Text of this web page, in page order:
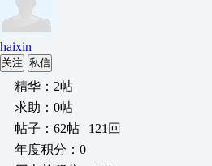
haixin
关注 私信
精华：2帖
求助：0帖
帖子：62帖 | 121回
年度积分：0